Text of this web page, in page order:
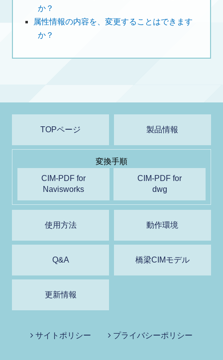
か？
属性情報の内容を、変更することはできます
か？
TOPページ 製品情報
変換手順
CIM-PDF for
Navisworks
CIM-PDF for
dwg
使用方法 動作環境
Q&A 橋梁CIMモデル
更新情報
サイトポリシー プライバシーポリシー